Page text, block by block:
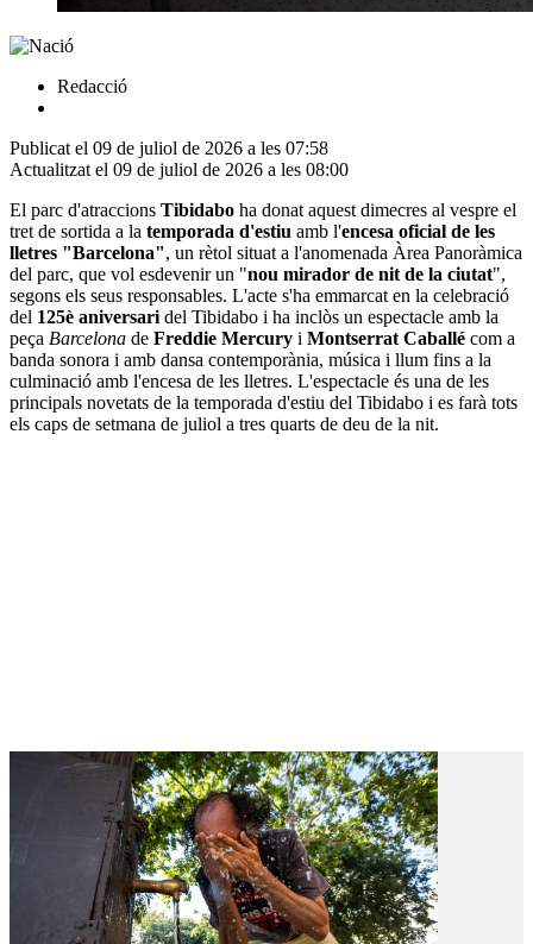
Redacció
Publicat el 09 de juliol de 2026 a les 07:58
Actualitzat el 09 de juliol de 2026 a les 08:00
El parc d'atraccions Tibidabo ha donat aquest dimecres al vespre el
tret de sortida a la temporada d'estiu amb l'encesa oficial de les
lletres "Barcelona", un rètol situat a l'anomenada Àrea Panoràmica
del parc, que vol esdevenir un "nou mirador de nit de la ciutat",
segons els seus responsables. L'acte s'ha emmarcat en la celebració
del 125è aniversari del Tibidabo i ha inclòs un espectacle amb la
peça Barcelona de Freddie Mercury i Montserrat Caballé com a
banda sonora i amb dansa contemporània, música i llum fins a la
culminació amb l'encesa de les lletres. L'espectacle és una de les
principals novetats de la temporada d'estiu del Tibidabo i es farà tots
els caps de setmana de juliol a tres quarts de deu de la nit.